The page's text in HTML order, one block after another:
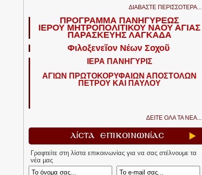
ΔΙΑΒΑΣΤΕ ΠΕΡΙΣΣΟΤΕΡΑ...
ΠΡΟΓΡΑΜΜΑ ΠΑΝΗΓΥΡΕΩΣ
ΙΕΡΟΥ ΜΗΤΡΟΠΟΛΙΤΙΚΟΥ ΝΑΟΥ ΑΓΙΑΣ
ΠΑΡΑΣΚΕΥΗΣ ΛΑΓΚΑΔΑ
Φιλοξενεῖον Νέων Σοχοῦ
ΙΕΡΑ ΠΑΝΗΓΥΡΙΣ
ΑΓΙΩΝ ΠΡΩΤΟΚΟΡΥΦΑΙΩΝ ΑΠΟΣΤΟΛΩΝ
ΠΕΤΡΟΥ ΚΑΙ ΠΑΥΛΟΥ
ΔΕΙΤΕ ΟΛΑ ΤΑ ΝΕΑ...
Λίστα Επικοινωνίας
Γραφτείτε στη λίστα επικοινωνίας για να σας στέλνουμε τα
νέα μας